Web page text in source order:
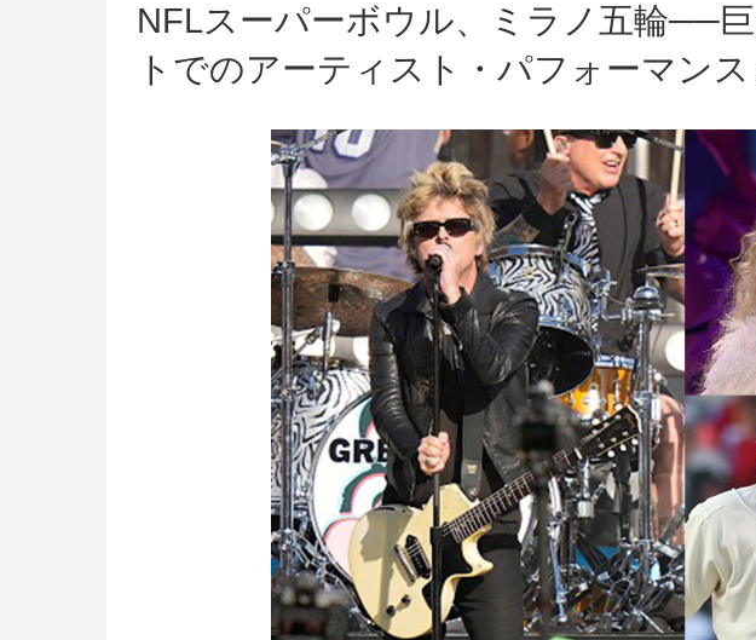
NFLスーパーボウル、ミラノ五輪──
トでのアーティスト・パフォーマン